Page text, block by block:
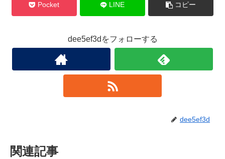
Pocket LINE コピー
dee5ef3dをフォローする
dee5ef3d
関連記事